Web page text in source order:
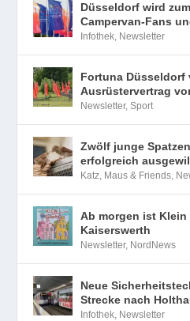
Düsseldorf wird
Campervan-Fans
Infothek, Newsletter
Fortuna Düsseldorf
Ausrüstervertrag
Newsletter,Sport
Zwölf junge
erfolgreich
Katz, Maus & Friends,
Ab morgen ist Klein
Kaiserswerth
Newsletter, NordNews
Neue
Strecke nach
Infothek, Newsletter